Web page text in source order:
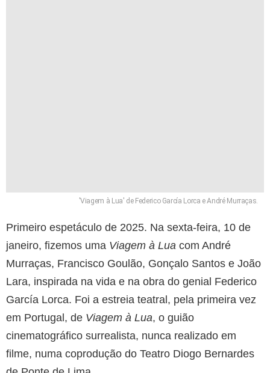
'Viagem à Lua' de Federico García Lorca e André Murraças.
Primeiro espetáculo de 2025. Na sexta-feira, 10 de
janeiro, fizemos uma Viagem à Lua com André
Murraças, Francisco Goulão, Gonçalo Santos e João
Lara, inspirada na vida e na obra do genial Federico
García Lorca. Foi a estreia teatral, pela primeira vez
em Portugal, de Viagem à Lua, o guião
cinematográfico surrealista, nunca realizado em
filme, numa coprodução do Teatro Diogo Bernardes